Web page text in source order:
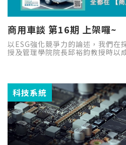
商用車談 第16期 上架囉~
以ESG強化競爭力的論述，我們在
授及管理學院院長邱裕鈞教授時以
證這理論，小編們還特別採訪了
科技系統